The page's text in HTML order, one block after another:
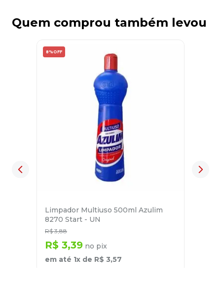
Quem comprou também levou
8% OFF
Limpador Multiuso 500ml Azulim
8270 Start - UN
R$ 3,88
R$ 3,39 no pix
em até 1x de R$ 3,57